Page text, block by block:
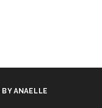
BY ANAELLE